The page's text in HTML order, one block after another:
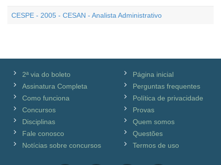
CESPE - 2005 - CESAN - Analista Administrativo
2ª via do boleto
Assinatura Completa
Como funciona
Concursos
Disciplinas
Fale conosco
Notícias sobre concursos
Página inicial
Perguntas frequentes
Política de privacidade
Provas
Quem somos
Questões
Termos de uso